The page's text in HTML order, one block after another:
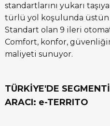
standartlarını yukarı
türlü yol koşulunda üstün
Standart olan 9 ileri
Comfort, konfor,
maliyeti sunuyor.
TÜRKİYE'DE
ARACI: e-TERRITO